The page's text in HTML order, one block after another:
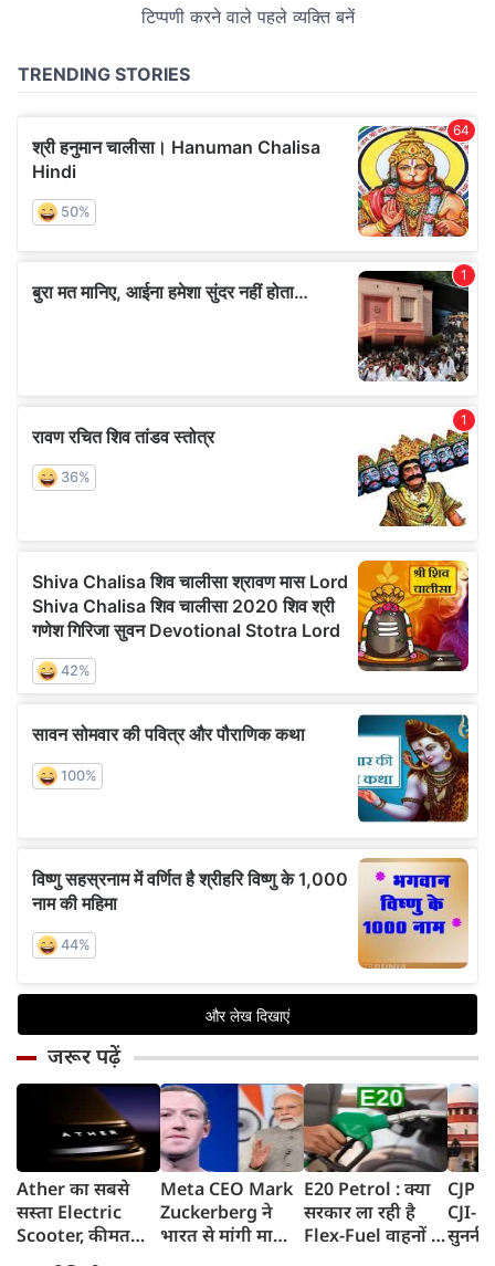
जरूर पढ़ें
Ather का सबसे
सस्ता Electric
Scooter, कीमत
Meta CEO Mark
Zuckerberg ने
भारत से मांगी माफी,
E20 Petrol : क्या
सरकार ला रही है
Flex-Fuel वाहनों के
CJP
CJI-
सुननी